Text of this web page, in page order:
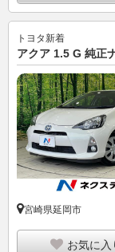
トヨタ新着
アクア 1.5 G 純正
宮崎県延岡市
お気に入